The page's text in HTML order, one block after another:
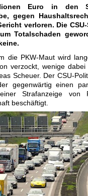
Euro in den
gegen
verloren. Die
Totalschaden
die PKW-Maut wird
verzockt, wenige
Scheuer. Der CSU-
gegenwärtig einen
Strafanzeige
beschäftigt.